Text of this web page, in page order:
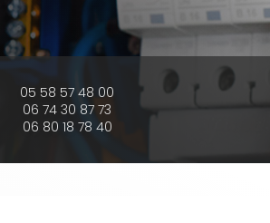
05 58 57 48 00
06 74 30 87 73
06 80 18 78 40